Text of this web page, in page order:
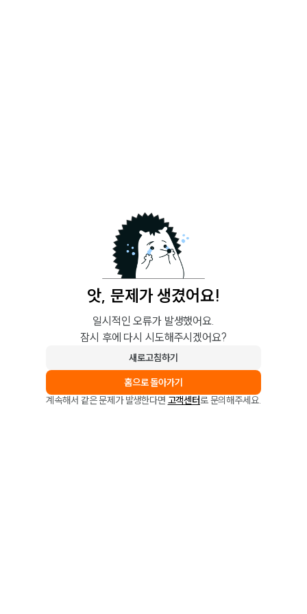
앗, 문제가 생겼어요!
일시적인 오류가 발생했어요.
잠시 후에 다시 시도해주시겠어요?
새로고침하기
홈으로 돌아가기
계속해서 같은 문제가 발생한다면 고객센터로 문의해주세요.